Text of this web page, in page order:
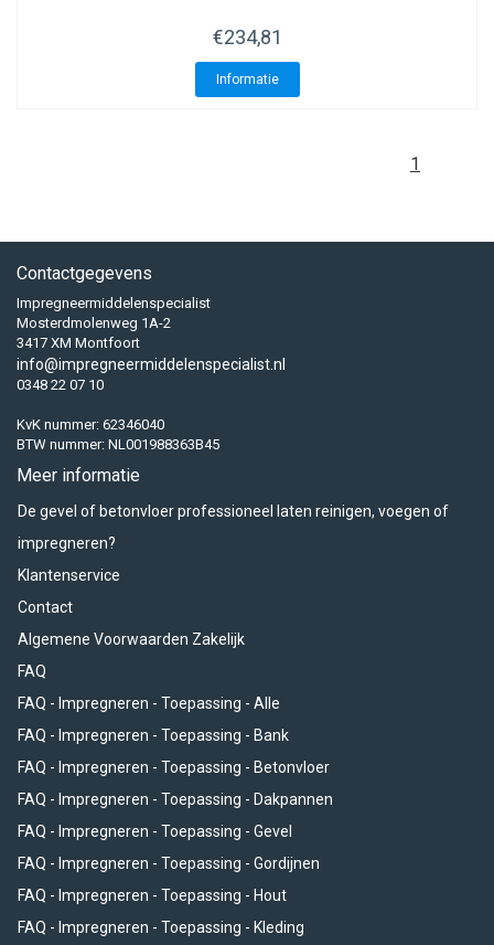
€234,81
Informatie
1
Contactgegevens
Impregneermiddelenspecialist
Mosterdmolenweg 1A-2
3417 XM Montfoort
info@impregneermiddelenspecialist.nl
0348 22 07 10
KvK nummer: 62346040
BTW nummer: NL001988363B45
Meer informatie
De gevel of betonvloer professioneel laten reinigen, voegen of
impregneren?
Klantenservice
Contact
Algemene Voorwaarden Zakelijk
FAQ
FAQ - Impregneren - Toepassing - Alle
FAQ - Impregneren - Toepassing - Bank
FAQ - Impregneren - Toepassing - Betonvloer
FAQ - Impregneren - Toepassing - Dakpannen
FAQ - Impregneren - Toepassing - Gevel
FAQ - Impregneren - Toepassing - Gordijnen
FAQ - Impregneren - Toepassing - Hout
FAQ - Impregneren - Toepassing - Kleding